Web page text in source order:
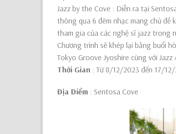
Jazz by the Cove : Diễn ra tại
thông qua 6 đêm nhạc mang chủ đề
tham gia của các nghệ sĩ jazz trong
Chương trình sẽ khép lại bằng buổi
Tokyo Groove Jyoshire cùng với
Thời Gian : Từ 8/12/2023 đến 17/
Địa Điểm : Sentosa Cove